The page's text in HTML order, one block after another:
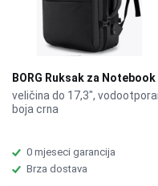
BORG Ruksak za Notebook
S218 17,3" Crni
veličina do 17,3",
boja crna
0 mjeseci garancija
Brza dostava